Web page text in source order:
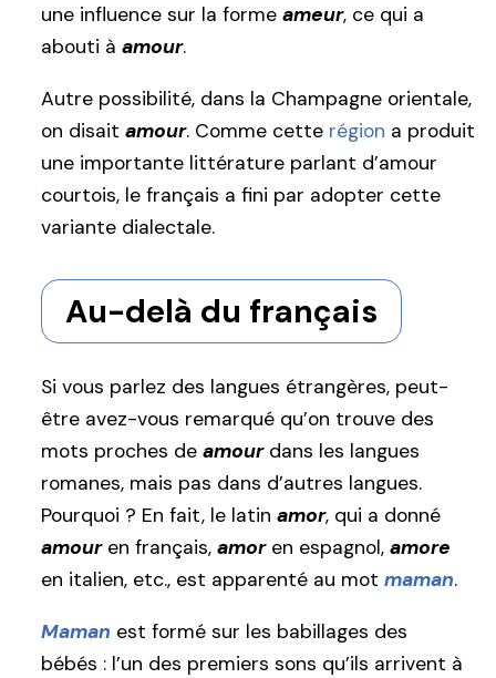
une influence sur la forme ameur, ce qui a
abouti à amour.
Autre possibilité, dans la Champagne orientale,
on disait amour. Comme cette région a produit
une importante littérature parlant d’amour
courtois, le français a fini par adopter cette
variante dialectale.
Au-delà du français
Si vous parlez des langues étrangères, peut-
être avez-vous remarqué qu’on trouve des
mots proches de amourdans les langues
romanes, mais pas dans d’autres langues.
Pourquoi ? En fait, le latin amor, qui a donné
amouren français, amoren espagnol, amore
en italien, etc., est apparenté au mot maman.
Maman est formé sur les babillages des
bébés : l’un des premiers sons qu’ils arrivent à